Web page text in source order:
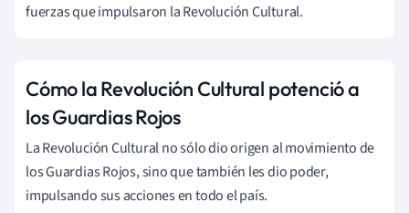
fuerzas que impulsaron la Revolución Cultural.
Cómo la Revolución Cultural potenció a
los Guardias Rojos
La Revolución Cultural no sólo dio origen al movimiento de
los Guardias Rojos, sino que también les dio poder,
impulsando sus acciones en todo el país.